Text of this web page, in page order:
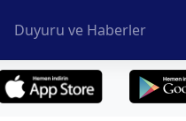
Duyuru ve Haberler